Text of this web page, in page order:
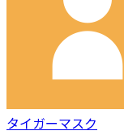
タイガーマスク